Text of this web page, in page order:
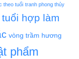
theo tuổi tranh phong thủy
tuổi hợp làm
vòng trầm hương
phẩm